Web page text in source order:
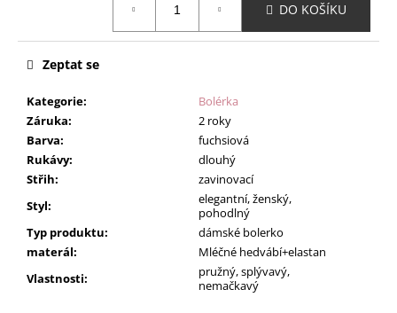
DO KOŠÍKU
Kategorie:
Bolérka
Záruka:
2 roky
Barva:
fuchsiová
Rukávy:
dlouhý
Střih:
zavinovací
Styl:
elegantní, ženský,
pohodlný
Typ produktu:
dámské bolerko
materál:
Mléčné hedvábí+elastan
Vlastnosti:
pružný, splývavý,
nemačkavý
Zeptat se